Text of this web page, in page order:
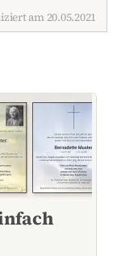
am 20.05.2021